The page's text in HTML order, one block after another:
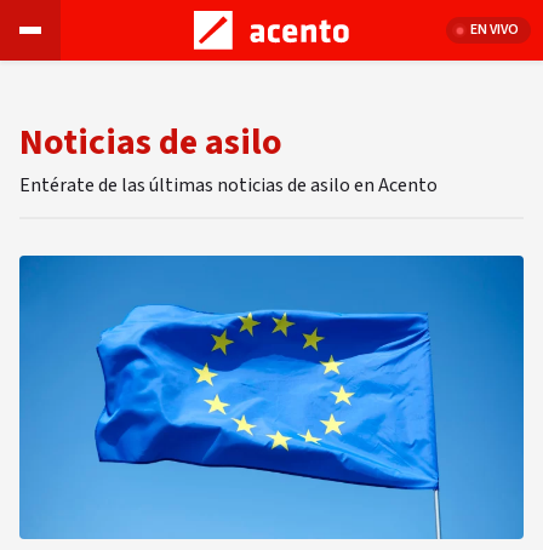
EN VIVO
Noticias de asilo
Entérate de las últimas noticias de asilo en Acento